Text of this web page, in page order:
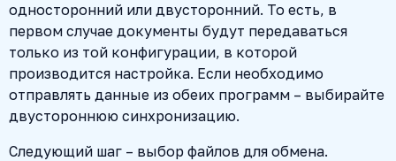
односторонний или двусторонний. То есть, в
первом случае документы будут передаваться
только из той конфигурации, в которой
производится настройка. Если необходимо
отправлять данные из обеих программ – выбирайте
двустороннюю синхронизацию.
Следующий шаг – выбор файлов для обмена.